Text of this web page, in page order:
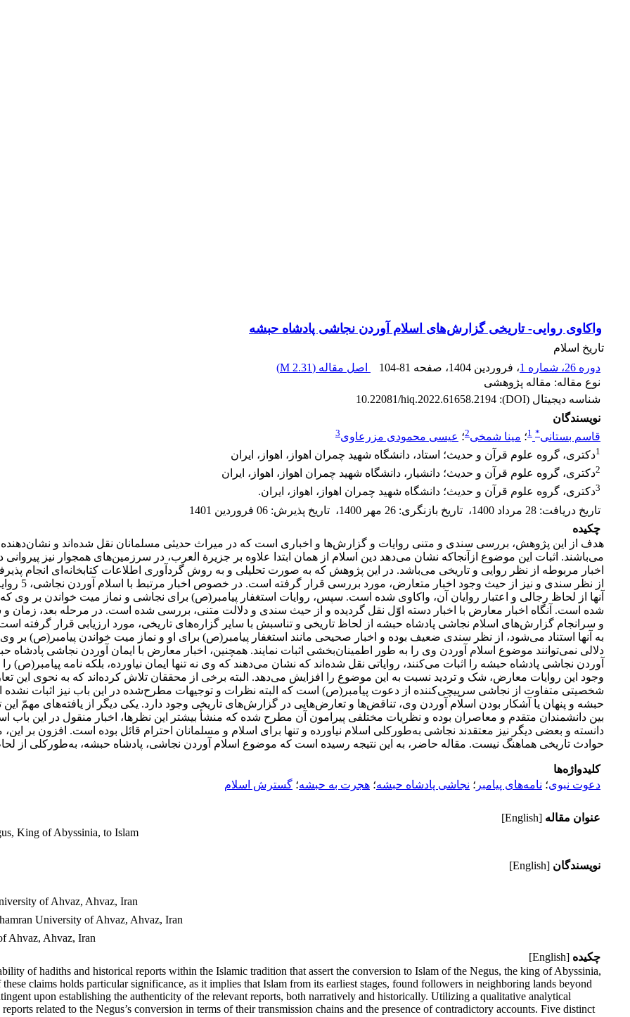
واکاوی روایی- تاریخی گزارش‌‌های اسلام آوردن نجاشی پادشاه حبشه
تاریخ اسلام
دوره 26، شماره 1
، فروردین 1404 ، صفحه 104-81 اصل مقاله (2.31 M
)
نوع مقاله: مقاله پژوهشی
شناسه دیجیتال (DOI):
10.22081/hiq.2022.61658.2194
نویسندگان
قاسم بستانی*
1؛ مینا شمخی2؛ عیسی محمودی مزرعاوی3
1دکتری، گروه علوم قرآن و حدیث؛ استاد، دانشگاه شهید چمران اهواز، اهواز، ایران
2دکتری، گروه علوم قرآن و حدیث؛ دانشیار، دانشگاه شهید چمران اهواز، اهواز، ایران
3دکتری، گروه علوم قرآن و حدیث؛ دانشگاه شهید چمران اهواز، اهواز، ایران.
تاریخ دریافت: 28 مرداد 1400 ، تاریخ بازنگری: 26 مهر 1400 ، تاریخ پذیرش: 06 فروردین 1401
چکیده
هدف از این پژوهش، بررسی سندی و متنی روایات و گزارش‌‌ها و اخباری است که در میراث حدیثی مسلمانان نقل شده‌‌اند و
می‌‌باشند. اثبات این موضوع ازآنجاکه نشان می‌‌دهد دین اسلام از همان ابتدا علاوه بر جزیرة العرب، در سرزمین‌‌های همجوار نیز
اخبار مربوطه از نظر روایی و تاریخی می‌‌باشد. در این پژوهش که به صورت تحلیلی و به روش گردآوری اطلاعات کتابخانه‌‌ای انجام
از نظر
آنها از لحاظ رجالی و اعتبار روایان آن، واکاوی شده است. سپس، روایات استغفار پیامبر(ص) برای نجاشی و نماز میت خواندن بر
شده است. آنگاه اخبار معارض با اخبار دسته اوّل نقل گردیده و از حیث سندی و دلالت متنی، بررسی شده است. در مرحله بعد، زمان و
و سرانجام گزارش‌‌های اسلام نجاشی پادشاه حبشه از لحاظ تاریخی و تناسبش با سایر گزاره‌‌های تاریخی، مورد ارزیابی قرار گرفته
به آنها استناد می‌‌شود، از نظر سندی ضعیف بوده و اخبار صحیحی مانند استغفار پیامبر(ص) برای او و نماز میت خواندن پیامبر(ص) بر
دلالی نمی‌‌توانند موضوع اسلام آوردن وی را به طور اطمینان‌بخشی اثبات نمایند. همچنین، اخبار معارض با ایمان آوردن نجاشی
آوردن نجاشی پادشاه حبشه را اثبات می‌‌کنند، روایاتی نقل شده‌‌اند که نشان می‌‌دهند که وی نه تنها ایمان نیاورده، بلکه نامه
وجود این روایات معارض، شک و تردید نسبت به این موضوع را افزایش می‌‌دهد. البته برخی از محققان تلاش کرده‌‌اند که به نحوی این
شخصیتی متفاوت از نجاشی سرپیچی‌کننده از دعوت پیامبر(ص) است که البته نظرات و توجیهات مطرح‌شده در این باب نیز اثبات
حبشه و پنهان یا آشکار بودن اسلام آوردن وی، تناقض‌ها و تعارض‌هایی در گزارش‌های تاریخی وجود دارد. یکی دیگر از یافته‌‌های مهمّ
بین دانشمندان متقدم و معاصران بوده و نظریات مختلفی پیرامون آن مطرح شده که منشأ بیشتر این نظرها، اخبار منقول در این
دانسته و بعضی دیگر نیز معتقدند نجاشی به‌طورکلی اسلام نیاورده و تنها برای اسلام و مسلمانان احترام قائل بوده است. افزون
حوادث تاریخی هماهنگ نیست. مقاله حاضر، به این نتیجه رسیده است که موضوع اسلام آوردن نجاشی، پادشاه حبشه، به‌طور‌کلی از
کلیدواژه‌ها
دعوت نبوی؛ نامه‌های پیامبر ؛ نجاشی پادشاه حبشه؛ هجرت به حبشه؛ گسترش اسلام
عنوان مقاله [English]
King of Abyssinia, to Islam
نویسندگان [English]
of Ahvaz, Ahvaz, Iran
University of Ahvaz, Ahvaz, Iran
Ahvaz, Ahvaz, Iran
چکیده [English]
of hadiths and historical reports within the Islamic tradition that assert the conversion to Islam of the Negus, the king of Abyssinia,
claims holds particular significance, as it implies that Islam from its earliest stages, found followers in neighboring lands beyond
upon establishing the authenticity of the relevant reports, both narratively and historically. Utilizing a qualitative analytical
related to the Negus’s conversion in terms of their transmission chains and the presence of contradictory accounts. Five distinct